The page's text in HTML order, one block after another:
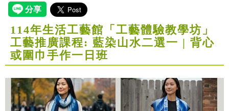
114年生活工藝館「工藝體驗教學坊」
工藝推廣課程: 藍染山水二選一 | 背心
或圍巾手作一日班